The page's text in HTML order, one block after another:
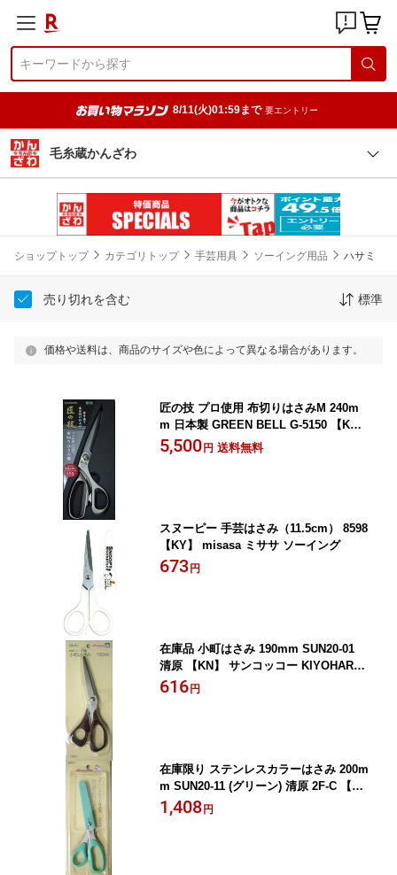
8/11(火)01:59まで 要エントリー
毛糸蔵かんざわ
ショップトップ カテゴリトップ 手芸用具 ソーイング用品 ハサミ
売り切れを含む 標準
価格や送料は、商品のサイズや色によって異なる場合があります。
匠の技 プロ使用 布切りはさみM 240m
m 日本製 GREEN BELL G-5150 【K
Y】
5,500 円 送料無料
スヌーピー 手芸はさみ（11.5cm） 8598
【KY】 misasa ミササ ソーイング
673 円
在庫品 小町はさみ 190mm SUN20-01
清原 【KN】 サンコッコー KIYOHARA
ステンレス ハサミ 手芸 ソーイング
616 円
在庫限り ステンレスカラーはさみ 200m
m SUN20-11 (グリーン) 清原 2F-C 【K
N】 サンコッコー KIYOHARA はさみ 手
芸 ソーイング
1,408 円